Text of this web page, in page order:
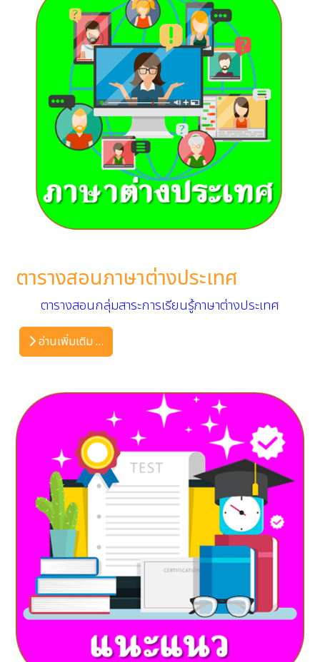
ตารางสอนภาษาต่างประเทศ
ตารางสอนกลุ่มสาระการเรียนรู้ภาษาต่างประเทศ
อ่านเพิ่มเติม …